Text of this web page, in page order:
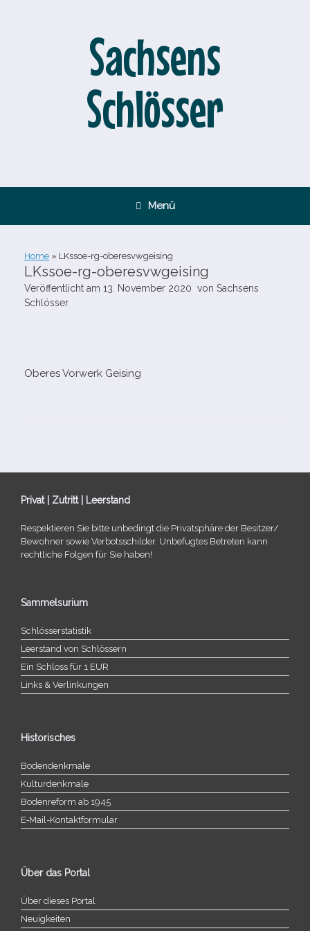
Sachsens
Schlösser
Menü
Home » LKssoe-​rg-​oberesvwgeising
LKssoe-​rg-​oberesvwgeising
Veröffentlicht am 13. November 2020 von Sachsens
Schlösser
Oberes Vorwerk Geising
Privat | Zutritt | Leerstand
Respektieren Sie bitte unbe­dingt die Privatsphäre der Besitzer/​
Bewohner sowie Verbotsschilder. Unbefugtes Betreten kann
recht­li­che Folgen für Sie haben!
Sammelsurium
Schlösserstatistik
Leerstand von Schlössern
Ein Schloss für 1 EUR
Links & Verlinkungen
Historisches
Bodendenkmale
Kulturdenkmale
Bodenreform ab 1945
E‑Mail-​​Kontaktformular
Über das Portal
Über dieses Portal
Neuigkeiten